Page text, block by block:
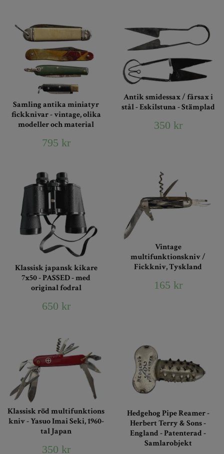
Samling antika miniatyr
fickknivar - vintage, olika
modeller och material
795 kr
Antik smidessax / fårsax i
stål - Eskilstuna - Stämplad
350 kr
Klassisk japansk kikare
7x50 - PASSED - med
original fodral
650 kr
Vintage
multifunktionskniv /
Fickkniv, Tyskland
165 kr
Klassisk röd multifunktions
kniv - Yasuo Imai Seki, 1960-
tal Japan
350 kr
Hedgehog Pipe Reamer -
Herbert Terry & Sons -
England - Patenterad -
Samlarobjekt